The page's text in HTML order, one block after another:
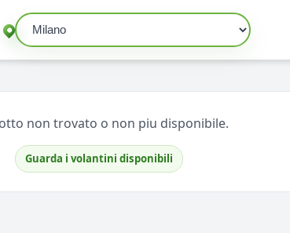
non trovato o non piu disponibile.
Guarda i volantini disponibili